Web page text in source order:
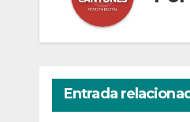
Entrada